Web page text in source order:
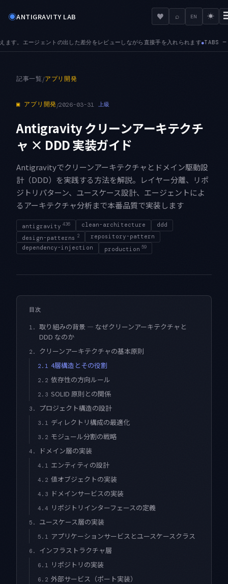
◉ANTIGRAVITY LAB ♥ ⌕ EN ☀
プレビュータブが加わりました。次のファイルを開くと入れ替わるため、探索的に
記事一覧/アプリ開発
▣ アプリ開発/2026-03-31 上級
Antigravity クリーンアーキテクチ
ャ × DDD 実装ガイド
Antigravityでクリーンアーキテクチャとドメイン駆動設
計（DDD）を実践する方法を解説。レイヤー分離、リポ
ジトリパターン、ユースケース設計、エージェントによ
るアーキテクチャ分析まで本番品質で実装します
antigravity 436 clean-architecture
ddd
design-patterns 2
repository-pattern
dependency-injection
production 59
目次
1.
取り組みの背景 — なぜクリーンアーキテクチャと
DDD なのか
2. クリーンアーキテクチャの基本原則
2.1 4層構造とその役割
2.2 依存性の方向ルール
2.3 SOLID 原則との関係
3. プロジェクト構造の設計
3.1 ディレクトリ構成の最適化
3.2 モジュール分割の戦略
4. ドメイン層の実装
4.1 エンティティの設計
4.2 値オブジェクトの実装
4.3 ドメインサービスの実装
4.4 リポジトリインターフェースの定義
5. ユースケース層の実装
5.1 アプリケーションサービスとユースケースクラス
6. インフラストラクチャ層
6.1 リポジトリの実装
6.2 外部サービス（ポート実装）